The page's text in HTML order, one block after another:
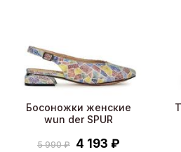
Босоножки женские
wun der SPUR
5 990 ₽ 4 193 ₽